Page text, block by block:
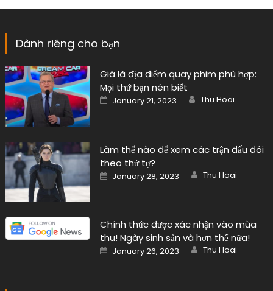
Dành riêng cho bạn
Giá là địa điểm quay phim phù hợp:
Mọi thứ bạn nên biết
Posted
on
January 21, 2023 Author
Thu Hoai
Làm thế nào để xem các trận đấu đói
theo thứ tự?
Posted
on
January 28, 2023 Author
Thu Hoai
Chính thức được xác nhận vào mùa
thu! Ngày sinh sản và hơn thế nữa!
Posted
on
January 26, 2023 Author
Thu Hoai